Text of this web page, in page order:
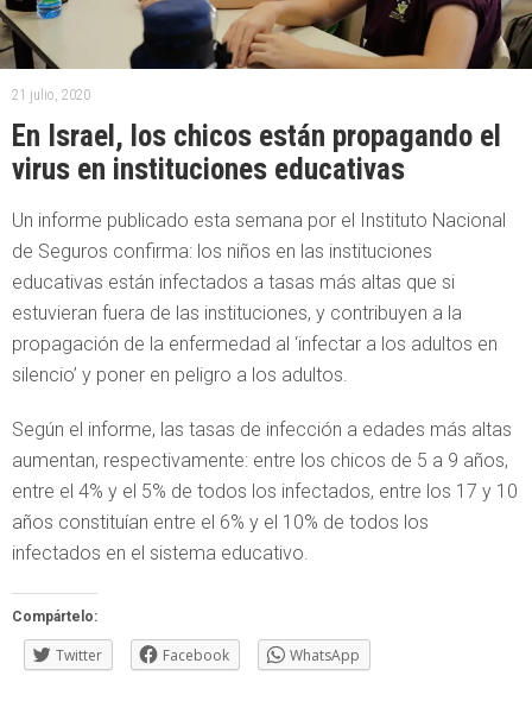
21 julio, 2020
En Israel, los chicos están propagando el
virus en instituciones educativas
Un informe publicado esta semana por el Instituto Nacional
de Seguros confirma: los niños en las instituciones
educativas están infectados a tasas más altas que si
estuvieran fuera de las instituciones, y contribuyen a la
propagación de la enfermedad al ‘infectar a los adultos en
silencio’ y poner en peligro a los adultos.
Según el informe, las tasas de infección a edades más altas
aumentan, respectivamente: entre los chicos de 5 a 9 años,
entre el 4% y el 5% de todos los infectados, entre los 17 y 10
años constituían entre el 6% y el 10% de todos los
infectados en el sistema educativo.
Compártelo:
Twitter Facebook WhatsApp